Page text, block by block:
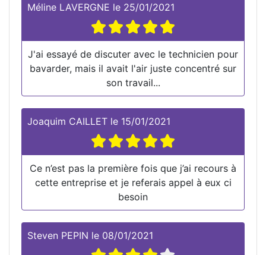
Méline LAVERGNE le 25/01/2021
J'ai essayé de discuter avec le technicien pour
bavarder, mais il avait l'air juste concentré sur
son travail...
Joaquim CAILLET le 15/01/2021
Ce n’est pas la première fois que j’ai recours à
cette entreprise et je referais appel à eux ci
besoin
Steven PEPIN le 08/01/2021